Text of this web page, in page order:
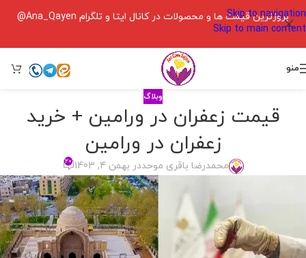
Skip to navigation
Skip to main content
بروزترین قیمت ها و محصولات در کانال ایتا و تلگرام Ana_Qayen@
منو
وبلاگ
قیمت زعفران در ورامین + خرید
زعفران در ورامین
محمدرضا باقری موحددر بهمن 4, 1403 ۲۰